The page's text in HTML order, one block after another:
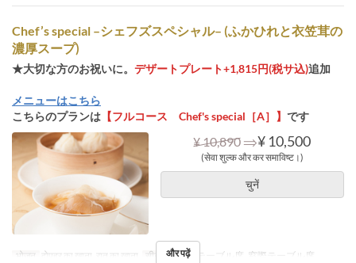
Chef’s special –シェフズスペシャル– (ふかひれと衣笠茸の
濃厚スープ)
★大切な方のお祝いに。 デザートプレート+1,815円(税サ込)追加
メニューはこちら
こちらのプランは 【フルコース Chef's special［A］】 です
¥ 10,890 ⇒¥ 10,500
(सेवा शुल्क और कर समाविष्ट।)
चुनें
भोजन दोपहर का खाना, रात का खाना सीट की श्रेणी テーブル席, 窓際テーブル席
और पढ़ें